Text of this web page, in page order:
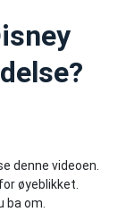
denne videoen.
øyeblikket.
ba om.